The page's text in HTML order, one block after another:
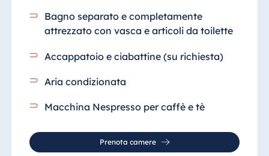
Bagno separato e completamente
attrezzato con vasca e articoli da toilette
Accappatoio e ciabattine (su richiesta)
Aria condizionata
Macchina Nespresso per caffè e tè
Prenota camere